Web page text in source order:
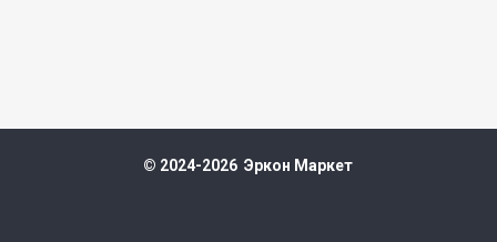
© 2024-2026 Эркон Маркет